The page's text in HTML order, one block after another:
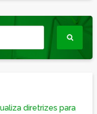
diretrizes para